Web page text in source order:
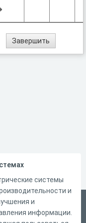
системы
и
и
информации.